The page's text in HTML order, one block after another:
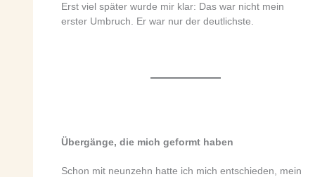
Erst viel später wurde mir klar: Das war nicht mein
erster Umbruch. Er war nur der deutlichste.
Übergänge, die mich geformt haben
Schon mit neunzehn hatte ich mich entschieden, mein